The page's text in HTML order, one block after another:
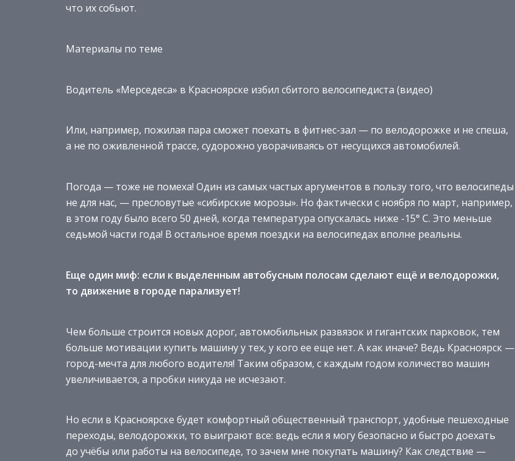
что их собьют.
Материалы по теме
Водитель «Мерседеса» в Красноярске избил сбитого велосипедиста (видео)
Или, например, пожилая пара сможет поехать в фитнес-зал — по велодорожке и не спеша,
а не по оживленной трассе, судорожно уворачиваясь от несущихся автомобилей.
Погода — тоже не помеха! Один из самых частых аргументов в пользу того, что велосипеды
не для нас, — пресловутые «сибирские морозы». Но фактически с ноября по март, например,
в этом году было всего 50 дней, когда температура опускалась ниже -15° С. Это меньше
седьмой части года! В остальное время поездки на велосипедах вполне реальны.
Еще один миф: если к выделенным автобусным полосам сделают ещё и велодорожки,
то движение в городе парализует!
Чем больше строится новых дорог, автомобильных развязок и гигантских парковок, тем
больше мотивации купить машину у тех, у кого ее еще нет. А как иначе? Ведь Красноярск —
город-мечта для любого водителя! Таким образом, с каждым годом количество машин
увеличивается, а пробки никуда не исчезают.
Но если в Красноярске будет комфортный общественный транспорт, удобные пешеходные
переходы, велодорожки, то выиграют все: ведь если я могу безопасно и быстро доехать
до учёбы или работы на велосипеде, то зачем мне покупать машину? Как следствие —